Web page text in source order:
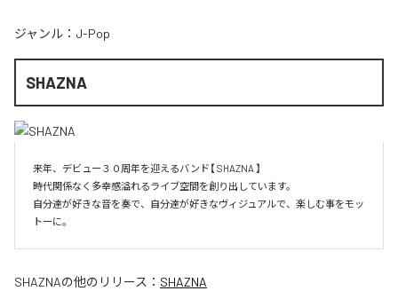
ジャンル： J-Pop
SHAZNA
来年、デビュー３０周年を迎えるバンド【 SHAZNA 】
時代関係なく多幸感溢れるライブ空間を創り出しています。
自分達が好きな音を奏で、自分達が好きなヴィジュアルで、楽しむ事をモッ
SHAZNAの他のリリース： SHAZNA